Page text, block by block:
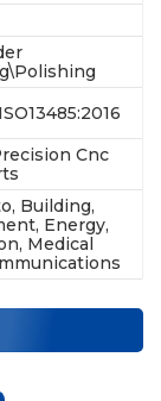
Cnc
Building,
Energy,
Medical